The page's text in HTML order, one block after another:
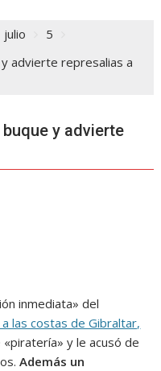
julio
5
advierte represalias a
y advierte
inmediata» del
las costas de Gibraltar,
y le acusó de
Además un